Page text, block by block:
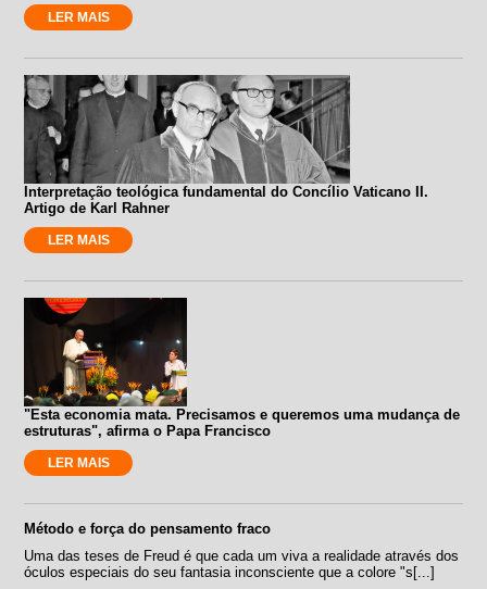
LER MAIS
Interpretação teológica fundamental do Concílio Vaticano II.
Artigo de Karl Rahner
LER MAIS
"Esta economia mata. Precisamos e queremos uma mudança de
estruturas", afirma o Papa Francisco
LER MAIS
Método e força do pensamento fraco
Uma das teses de Freud é que cada um viva a realidade através dos
óculos especiais do seu fantasia inconsciente que a colore "s[...]